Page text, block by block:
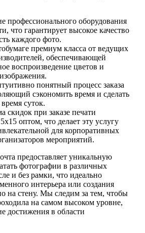
профессионального оборудования
что гарантирует высокое качество
каждого фото.
премиум класса от ведущих
обеспечивающей
воспроизведение цветов и
понятный процесс заказа
сэкономить время и сделать
суток.
скидок при заказе печати
оптом, что делает эту услугу
для корпоративных
мероприятий.
предоставляет уникальную
фотографии в различных
и без рамки, что идеально
интерьера или создания
на стену. Мы следим за тем, чтобы
на самом высоком уровне,
достижения в области